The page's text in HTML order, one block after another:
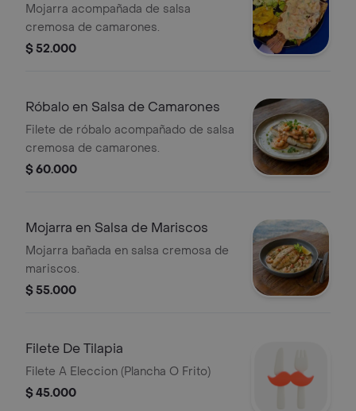
Mojarra acompañada de salsa
cremosa de camarones.
$ 52.000
Róbalo en Salsa de Camarones
Filete de róbalo acompañado de salsa
cremosa de camarones.
$ 60.000
Mojarra en Salsa de Mariscos
Mojarra bañada en salsa cremosa de
mariscos.
$ 55.000
Filete De Tilapia
Filete A Eleccion (Plancha O Frito)
$ 45.000